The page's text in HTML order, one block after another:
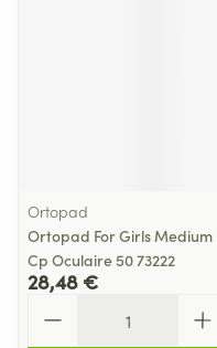
Ortopad
Ortopad For Girls Medium
Cp Oculaire 50 73222
28,48 €